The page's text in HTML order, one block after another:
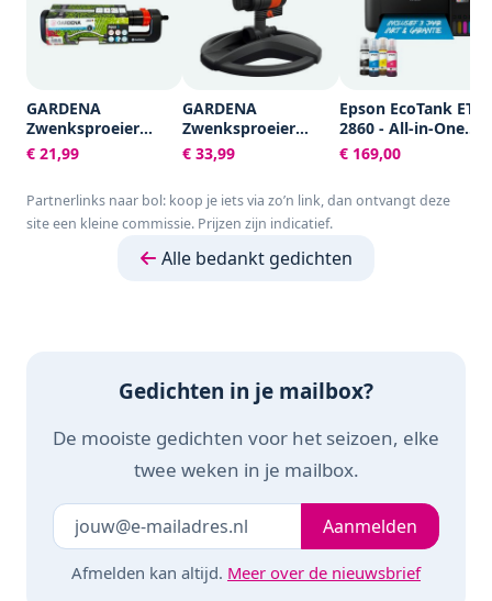
GARDENA
Zwenksproeier
Aqua S -
Tuinsproeier - 90 tot
€ 21,99
GARDENA
Zwenksproeier
AquaZoom compact
- Tuinsproeier - 9 tot
€ 33,99
Epson EcoTank ET-
2860 - All-in-One
Inkttank Printer-
Zwart
€ 169,00
Partnerlinks naar bol: koop je iets via zo’n link, dan ontvangt deze
site een kleine commissie. Prijzen zijn indicatief.
Alle bedankt gedichten
Gedichten in je mailbox?
De mooiste gedichten voor het seizoen, elke
twee weken in je mailbox.
Laat dit veld leeg Je e-mailadresAanmelden
Afmelden kan altijd. Meer over de nieuwsbrief